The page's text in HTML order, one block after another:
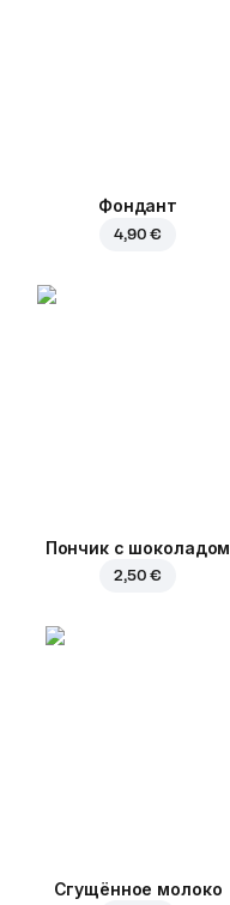
Фондант
4,90 €
Пончик с шоколадом
2,50 €
Сгущённое молоко